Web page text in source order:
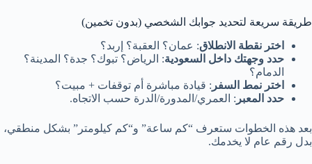
طريقة سريعة لتحديد جوابك الشخصي (بدون تخمين)
اختر نقطة الانطلاق: عمان؟ العقبة؟ إربد؟
حدد وجهتك داخل السعودية: الرياض؟ تبوك؟ جدة؟ المدينة؟
الدمام؟
اختر نمط السفر : قيادة مباشرة أم توقفات + مبيت؟
حدد المعبر : العمري/المدورة/الدرة حسب الاتجاه.
بعد هذه الخطوات ستعرف “كم ساعة” و“كم كيلومتر” بشكل منطقي،
بدل رقم عام لا يخدمك.